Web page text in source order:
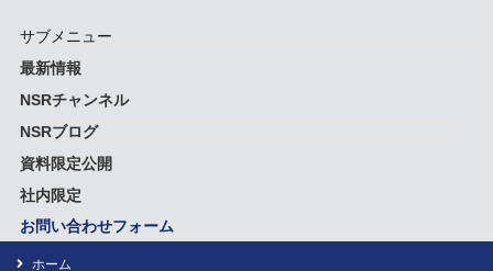
サブメニュー
最新情報
NSRチャンネル
NSRブログ
資料限定公開
社内限定
お問い合わせフォーム
ホーム